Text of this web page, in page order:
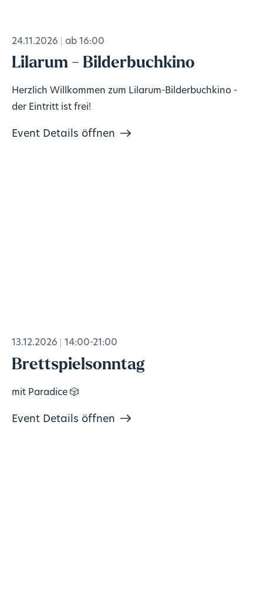
24.11.2026 ab 16:00
Lilarum - Bilderbuchkino
Herzlich Willkommen zum Lilarum-Bilderbuchkino -
der Eintritt ist frei!
Event Details öffnen
13.12.2026 14:00-21:00
Brettspielsonntag
mit Paradice 🎲
Event Details öffnen